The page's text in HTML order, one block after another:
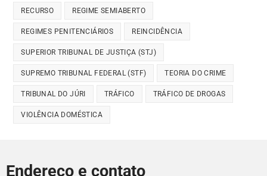
RECURSO REGIME SEMIABERTO
REGIMES PENITENCIÁRIOS REINCIDÊNCIA
SUPERIOR TRIBUNAL DE JUSTIÇA (STJ)
SUPREMO TRIBUNAL FEDERAL (STF) TEORIA DO CRIME
TRIBUNAL DO JÚRI TRÁFICO TRÁFICO DE DROGAS
VIOLÊNCIA DOMÉSTICA
Endereço e contato